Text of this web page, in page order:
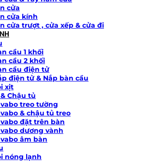
cửa
cửa kính
cửa trượt , cửa xếp & cửa đi
cầu 1 khối
cầu 2 khối
cầu điện tử
điện tử & Nắp bàn cầu
xịt
Chậu tủ
treo tường
& chậu tủ treo
đặt trên bàn
dương vành
âm bàn
nóng lạnh